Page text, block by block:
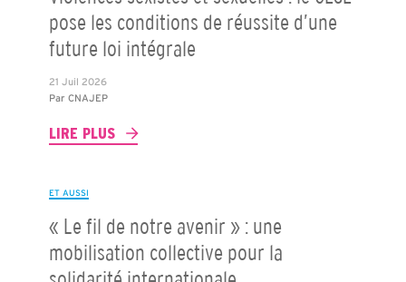
pose les conditions de réussite d’une
future loi intégrale
21 Juil 2026
Par CNAJEP
LIRE PLUS
ET AUSSI
« Le fil de notre avenir » : une
mobilisation collective pour la